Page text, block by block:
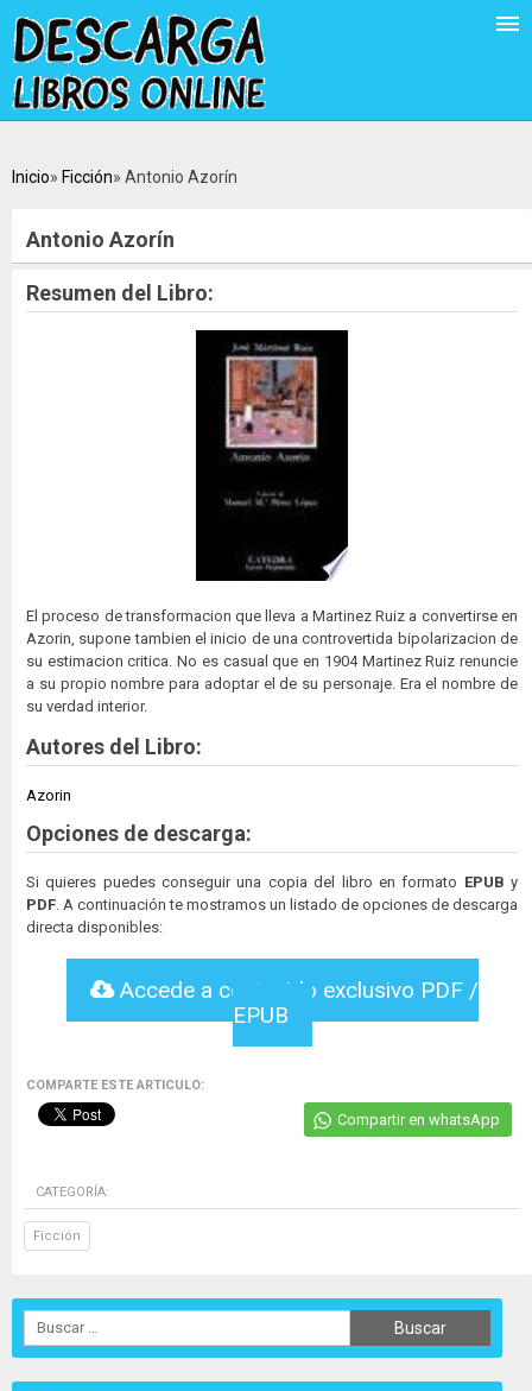
Inicio Ficción Antonio Azorín
Antonio Azorín
Resumen del Libro:
El proceso de transformacion que lleva a Martinez Ruiz a convertirse en
Azorin, supone tambien el inicio de una controvertida bipolarizacion de
su estimacion critica. No es casual que en 1904 Martinez Ruiz renuncie
a su propio nombre para adoptar el de su personaje. Era el nombre de
su verdad interior.
Autores del Libro:
Azorin
Opciones de descarga:
Si quieres puedes conseguir una copia del libro en formato EPUB y
PDF . A continuación te mostramos un listado de opciones de descarga
directa disponibles:
Accede a contenido exclusivo PDF /
EPUB
COMPARTE ESTE ARTICULO:
Compartir en whatsApp
CATEGORÍA:
Ficción